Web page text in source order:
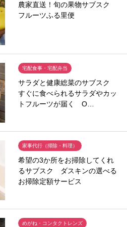
農家直送！旬の果物サブスク
フルーツふる里便
宅配食事・宅配弁当
サラダと健康総菜のサブスク
すぐに食べられるサラダやカッ
トフルーツが届く O…
家事代行（掃除・料理）
希望の3か所をお掃除してくれ
るサブスク ダスキンの選べる
お掃除定額サービス
めがね・コンタクトレンズ